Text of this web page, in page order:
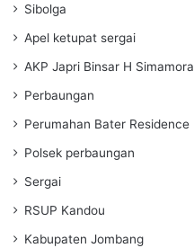
Sibolga
Apel ketupat sergai
AKP Japri Binsar H Simamora
Perbaungan
Perumahan Bater Residence
Polsek perbaungan
Sergai
RSUP Kandou
Kabupaten Jombang